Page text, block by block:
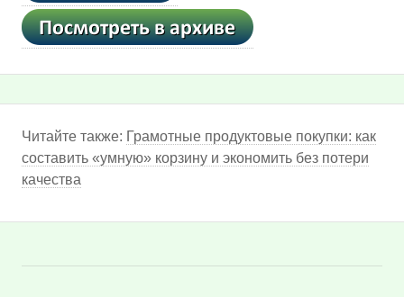
Читайте также: Грамотные продуктовые покупки: как
составить «умную» корзину и экономить без потери
качества